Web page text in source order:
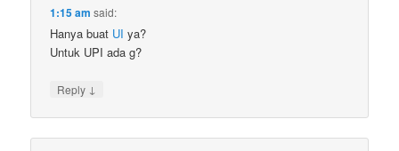
1:15 am said:
Hanya buat UI ya?
Untuk UPI ada g?
Reply ↓